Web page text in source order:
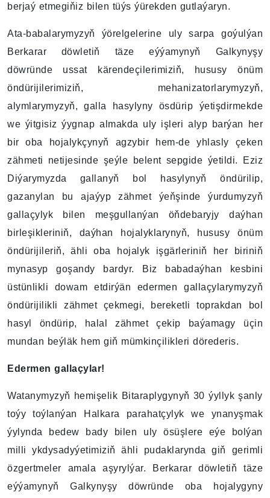
berjaý etmegiňiz bilen tüýs ýürekden gutlaýaryn.
Ata-babalarymyzyň ýörelgelerine uly sarpa goýulýan
Berkarar döwletiň täze eýýamynyň Galkynyşy
döwründe ussat kärendeçilerimiziň, hususy önüm
öndürijilerimiziň, mehanizatorlarymyzyň,
alymlarymyzyň, galla hasylyny ösdürip ýetişdirmekde
we ýitgisiz ýygnap almakda uly işleri alyp barýan her
bir oba hojalykçynyň agzybir hem-de yhlasly çeken
zähmeti netijesinde şeýle belent sepgide ýetildi. Eziz
Diýarymyzda gallanyň bol hasylynyň öndürilip,
gazanylan bu ajaýyp zähmet ýeňşinde ýurdumyzyň
gallaçylyk bilen meşgullanýan öňdebaryjy daýhan
birleşikleriniň, daýhan hojalyklarynyň, hususy önüm
öndürijileriň, ähli oba hojalyk işgärleriniň her biriniň
mynasyp goşandy bardyr. Biz babadaýhan kesbini
üstünlikli dowam etdirýän edermen gallaçylarymyzyň
öndürijilikli zähmet çekmegi, bereketli toprakdan bol
hasyl öndürip, halal zähmet çekip baýamagy üçin
mundan beýläk hem giň mümkinçilikleri dörederis.
Edermen gallaçylar!
Watanymyzyň hemişelik Bitaraplygynyň 30 ýyllyk şanly
toýy toýlanýan Halkara parahatçylyk we ynanyşmak
ýylynda bedew bady bilen uly ösüşlere eýe bolýan
milli ykdysadyýetimiziň ähli pudaklarynda giň gerimli
özgertmeler amala aşyrylýar. Berkarar döwletiň täze
eýýamynyň Galkynyşy döwründe oba hojalygyny